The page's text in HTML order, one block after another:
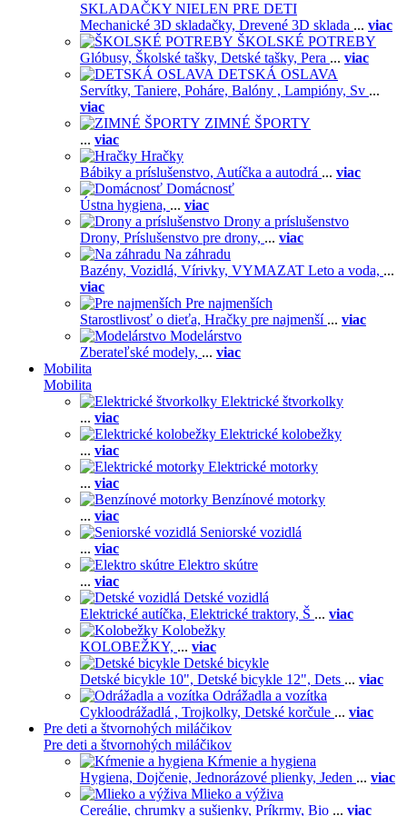
SKLADAČKY NIELEN PRE DETI
Mechanické 3D skladačky, Drevené 3D sklada ... viac
ŠKOLSKÉ POTREBY
Glóbusy, Školské tašky, Detské tašky, Pera ... viac
DETSKÁ OSLAVA
Servítky, Taniere, Poháre, Balóny , Lampióny, Sv ...
viac
ZIMNÉ ŠPORTY
... viac
Hračky
Bábiky a príslušenstvo, Autíčka a autodrá ... viac
Domácnosť
Ústna hygiena, ... viac
Drony a príslušenstvo
Drony, Príslušenstvo pre drony, ... viac
Na záhradu
Bazény, Vozidlá, Vírivky, VYMAZAT Leto a voda, ...
viac
Pre najmenších
Starostlivosť o dieťa, Hračky pre najmenší ... viac
Modelárstvo
Zberateľské modely, ... viac
Mobilita
Mobilita
Elektrické štvorkolky
... viac
Elektrické kolobežky
... viac
Elektrické motorky
... viac
Benzínové motorky
... viac
Seniorské vozidlá
... viac
Elektro skútre
... viac
Detské vozidlá
Elektrické autíčka, Elektrické traktory, Š ... viac
Kolobežky
KOLOBEŽKY, ... viac
Detské bicykle
Detské bicykle 10", Detské bicykle 12", Dets ... viac
Odrážadla a vozítka
Cykloodrážadlá , Trojkolky, Detské korčule ... viac
Pre deti a štvornohých miláčikov
Pre deti a štvornohých miláčikov
Kŕmenie a hygiena
Hygiena, Dojčenie, Jednorázové plienky, Jeden ... viac
Mlieko a výživa
Cereálie, chrumky a sušienky, Príkrmy, Bio ... viac